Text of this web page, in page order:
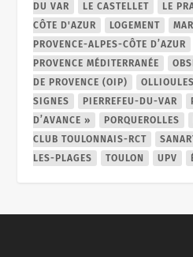
DU VAR
LE CASTELLET LE
CÔTE D'AZUR
LOGEMENT
PROVENCE-ALPES-CÔTE D’AZUR
PROVENCE MÉDITERRANÉE
DE PROVENCE (OIP)
OLLIOULES
SIGNES
PIERREFEU-DU-VAR
D’AVANCE »
PORQUEROLLES
CLUB TOULONNAIS-RCT
LES-PLAGES
TOULON UPV